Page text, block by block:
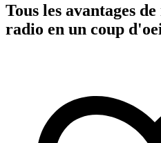
Tous les avantages
radio en un coup